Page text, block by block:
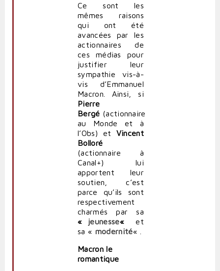
Ce sont les
mêmes raisons
qui ont été
avancées par les
actionnaires de
ces médias pour
justifier leur
sympathie vis-à-
vis d’Emmanuel
Macron. Ainsi, si
Pierre
Bergé (actionnaire
au Monde et à
l’Obs) et Vincent
Bolloré
(actionnaire à
Canal+) lui
apportent leur
soutien, c’est
parce qu’ils sont
respectivement
charmés par sa
« jeunesse«
et
sa « modernité« .
Macron le
romantique